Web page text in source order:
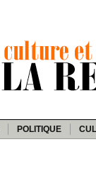
POLITIQUE